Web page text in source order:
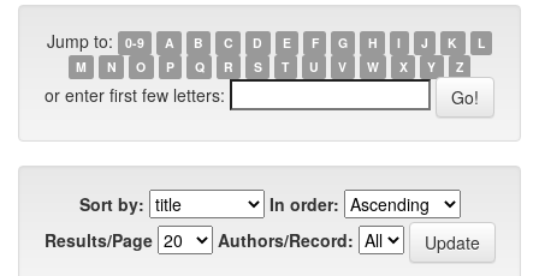
Jump to: 0-9 A B C D E F G H I J K
L
M
N O P Q R S T U V W X Y Z
or enter first few letters:
Sort by:
In order:
Results/Page
Authors/Record: